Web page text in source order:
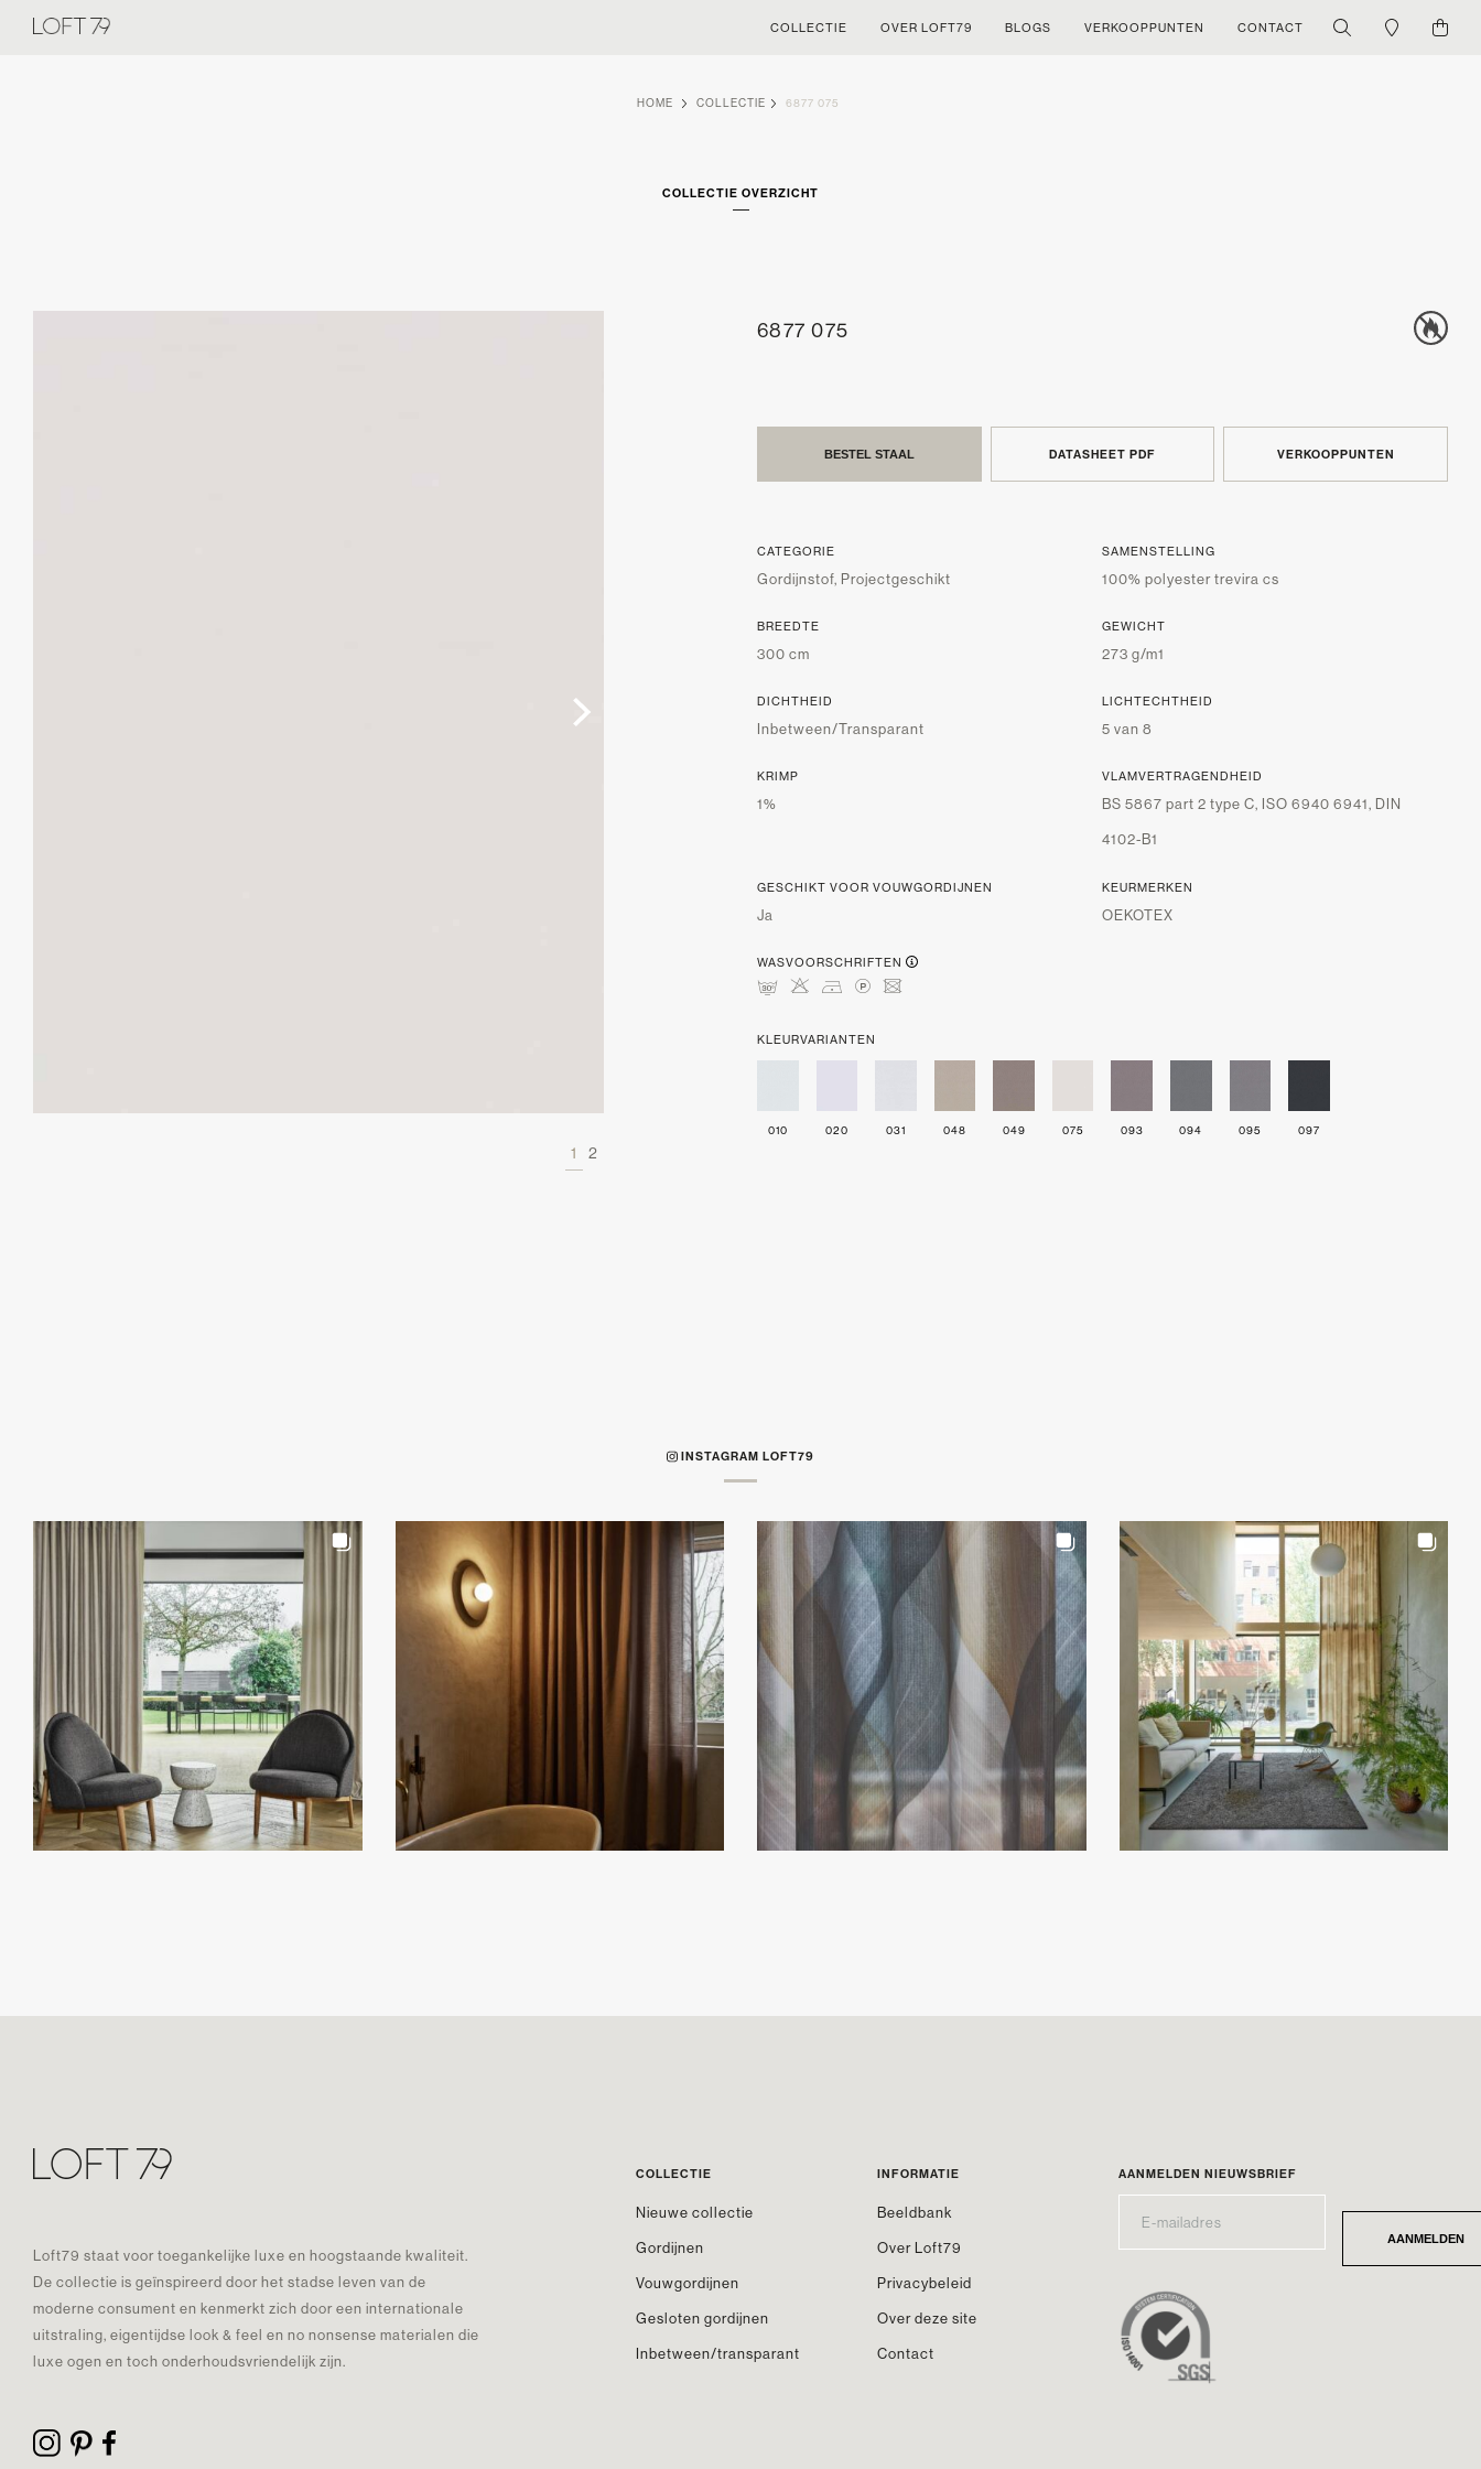
COLLECTIE OVER LOFT79 BLOGS VERKOOPPUNTEN CONTACT
HOME COLLECTIE 6877 075
COLLECTIE OVERZICHT
1 2
6877 075
BESTEL STAAL DATASHEET PDF VERKOOPPUNTEN
CATEGORIE
Gordijnstof, Projectgeschikt
SAMENSTELLING
100% polyester trevira cs
BREEDTE
300 cm
GEWICHT
273 g/m1
DICHTHEID
Inbetween/Transparant
LICHTECHTHEID
5 van 8
KRIMP
1%
VLAMVERTRAGENDHEID
BS 5867 part 2 type C, ISO 6940 6941, DIN
4102-B1
GESCHIKT VOOR VOUWGORDIJNEN
Ja
KEURMERKEN
OEKOTEX
WASVOORSCHRIFTEN
mHDLU
KLEURVARIANTEN
010 020 031 048 049 075 093 094 095 097
INSTAGRAM LOFT79
Loft79 staat voor toegankelijke luxe en hoogstaande kwaliteit.
De collectie is geïnspireerd door het stadse leven van de
moderne consument en kenmerkt zich door een internationale
uitstraling, eigentijdse look & feel en no nonsense materialen die
luxe ogen en toch onderhoudsvriendelijk zijn.
COLLECTIE
Nieuwe collectie
Gordijnen
Vouwgordijnen
Gesloten gordijnen
Inbetween/transparant
INFORMATIE
Beeldbank
Over Loft79
Privacybeleid
Over deze site
Contact
AANMELDEN NIEUWSBRIEF
* AANMELDEN